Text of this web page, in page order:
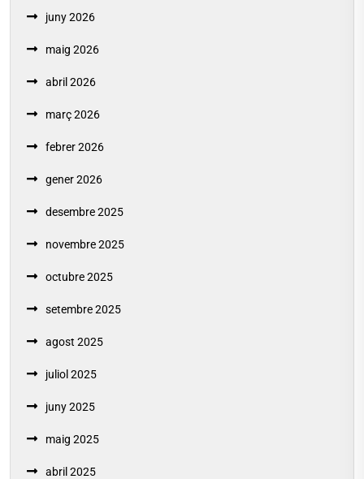
juny 2026
maig 2026
abril 2026
març 2026
febrer 2026
gener 2026
desembre 2025
novembre 2025
octubre 2025
setembre 2025
agost 2025
juliol 2025
juny 2025
maig 2025
abril 2025